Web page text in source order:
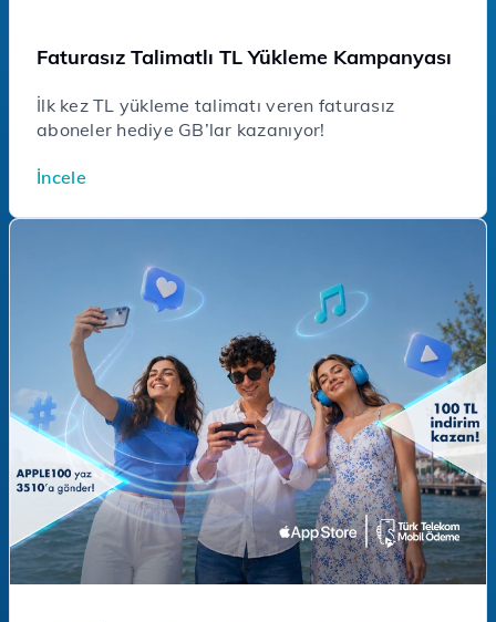
Faturasız Talimatlı TL Yükleme Kampanyası
İlk kez TL yükleme talimatı veren faturasız
aboneler hediye GB’lar kazanıyor!
İncele